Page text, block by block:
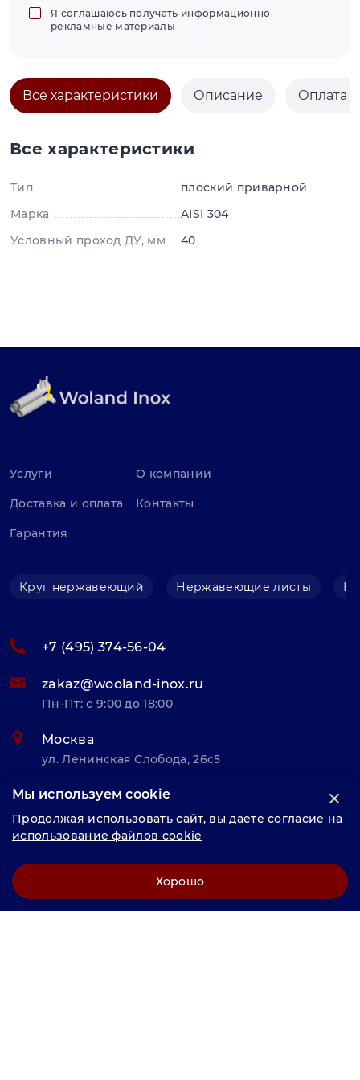
Я соглашаюсь получать информационно-
рекламные материалы
Все характеристики Описание Оплата
Все характеристики
Тип
плоский приварной
Марка
AISI 304
Условный проход ДУ, мм
40
Услуги
Доставка и оплата
Гарантия
О компании
Контакты
Круг нержавеющий Нержавеющие листы
+7 (495) 374-56-04
zakaz@wooland-inox.ru
Пн-Пт: с 9:00 до 18:00
Москва
ул. Ленинская Слобода, 26с5
© «Велунд нержавейка» 2025, Разработка и комплексное
продвижение " LCAgency"
Мы используем cookie
Продолжая использовать сайт, вы даете согласие на
использование файлов cookie
Хорошо